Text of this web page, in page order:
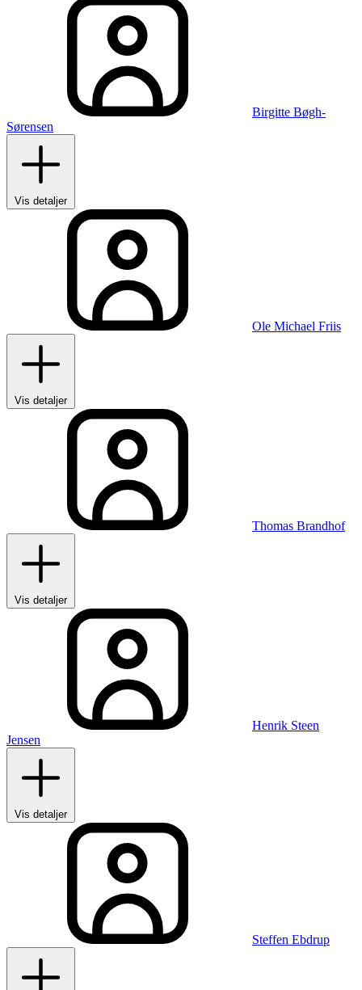
Birgitte Bøgh-
Sørensen
Vis detaljer
Ole Michael Friis
Vis detaljer
Thomas Brandhof
Vis detaljer
Henrik Steen
Jensen
Vis detaljer
Steffen Ebdrup